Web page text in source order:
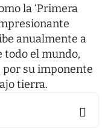
la ‘Primera
anualmente a
todo el mundo,
su imponente
tierra.